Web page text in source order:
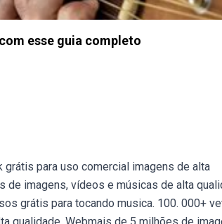
esse guia completo
para uso comercial imagens de alta
imagens, vídeos e músicas de alta
grátis para tocando musica. 100. 000+